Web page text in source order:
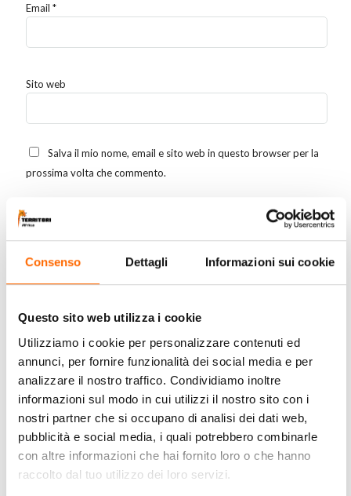
Consenso Dettagli Informazioni sui cookie
Questo sito web utilizza i cookie
Utilizziamo i cookie per personalizzare contenuti ed
annunci, per fornire funzionalità dei social media e per
analizzare il nostro traffico. Condividiamo inoltre
informazioni sul modo in cui utilizzi il nostro sito con i
nostri partner che si occupano di analisi dei dati web,
pubblicità e social media, i quali potrebbero combinarle
con altre informazioni che hai fornito loro o che hanno
raccolto dal tuo utilizzo dei loro servizi.
Email *
Sito web
Salva il mio nome, email e sito web in questo browser per la
prossima volta che commento.